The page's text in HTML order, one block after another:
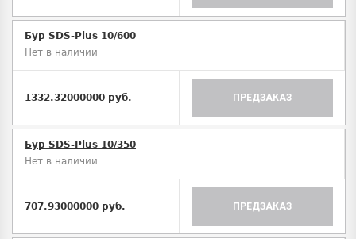
Бур SDS-Plus 10/600
Нет в наличии
1332.32000000 руб. ПРЕДЗАКАЗ
Бур SDS-Plus 10/350
Нет в наличии
707.93000000 руб. ПРЕДЗАКАЗ